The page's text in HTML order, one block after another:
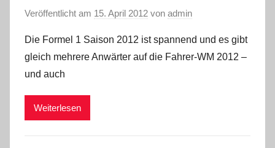
Veröffentlicht am 15. April 2012 von admin
Die Formel 1 Saison 2012 ist spannend und es gibt
gleich mehrere Anwärter auf die Fahrer-WM 2012 –
und auch
Weiterlesen